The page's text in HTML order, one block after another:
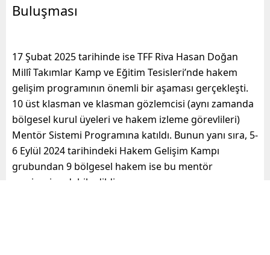
Buluşması
17 Şubat 2025 tarihinde ise TFF Riva Hasan Doğan
Millî Takımlar Kamp ve Eğitim Tesisleri’nde hakem
gelişim programının önemli bir aşaması gerçekleşti.
10 üst klasman ve klasman gözlemcisi (aynı zamanda
bölgesel kurul üyeleri ve hakem izleme görevlileri)
Mentör Sistemi Programına katıldı. Bunun yanı sıra, 5-
6 Eylül 2024 tarihindeki Hakem Gelişim Kampı
grubundan 9 bölgesel hakem ise bu mentör
seminerine dahil edildi.